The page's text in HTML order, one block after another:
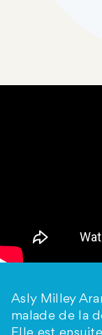
Asly Milley
malade de la